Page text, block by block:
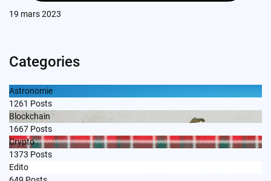
19 mars 2023
Categories
Astronomie
1261 Posts
Blockchain
1667 Posts
Crypto
1373 Posts
Edito